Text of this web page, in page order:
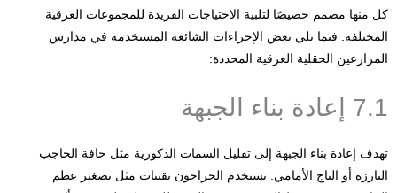
كل منها مصمم خصيصًا لتلبية الاحتياجات الفريدة للمجموعات العرقية
المختلفة. فيما يلي بعض الإجراءات الشائعة المستخدمة في مدارس
المزارعين الحقلية العرقية المحددة:
7.1 إعادة بناء الجبهة
تهدف إعادة بناء الجبهة إلى تقليل السمات الذكورية مثل حافة الحاجب
البارزة أو التاج الأمامي. يستخدم الجراحون تقنيات مثل تصغير عظم